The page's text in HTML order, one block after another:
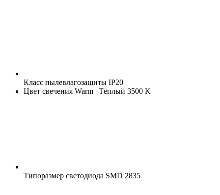
Класс пылевлагозащиты IP20
Цвет свечения Warm | Тёплый 3500 K
Типоразмер светодиода SMD 2835